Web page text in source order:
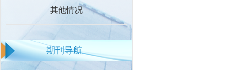
其他情况
期刊导航